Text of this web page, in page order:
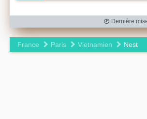
Dernière
France Paris Vietnamien Nest